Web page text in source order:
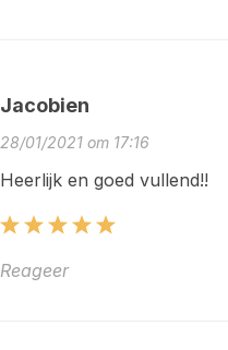
Jacobien
28/01/2021 om 17:16
Heerlijk en goed vullend!!
Reageer